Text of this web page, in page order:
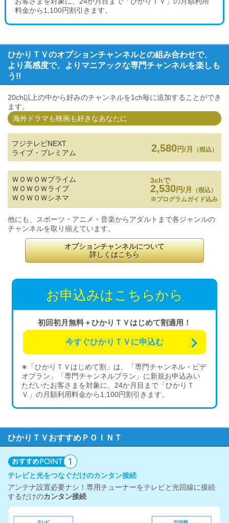
料金から1,100円割引きます。
ひかりＴＶのオプションチャンネルとの組み合わせで、
より高感度で、よりマニアックな専門チャンネルを楽しも
う!!
20ch以上の中から好みのチャンネルを1ch毎に追加することができ
ます。
海外ドラマも映画も好きなあなたに
フジテレビNEXT
ライブ・プレミアム
2,580円/月 （税込）
ＷＯＷＯＷプライム
ＷＯＷＯＷライブ
ＷＯＷＯＷシネマ
3chで
2,530円/月
（税込）
※プログラムガイド込み
他にも、スポーツ・アニメ・音楽からアダルトまで各ジャンルの
チャンネルを取り揃えています。
オプションチャンネルについて
詳しくはこちら
お申込みはこちらから
初回初月無料＋ひかりＴＶはじめて割適用！
今すぐひかりＴＶに申込む
∗「ひかりＴＶはじめて割」は、「専門チャンネル・ビデ
オプラン」「専門チャンネルプラン」に新規お申込みい
ただいたお客さまを対象に、24か月目まで「ひかりＴ
Ｖ」の月額利用料金から1,100円割引きます。
ひかりＴＶおすすめＰＯＩＮＴ
テレビと光をつなぐだけのカンタン接続
アンテナ設置必要ナシ！専用チューナーをテレビと光回線に接続
するだけのカンタン接続